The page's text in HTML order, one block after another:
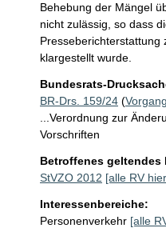
Behebung der Mängel
nicht zulässig, so dass
Presseberichterstattung
klargestellt wurde.
Bundesrats-
BR-Drs. 159/24 (Vorgang
...Verordnung zur
Vorschriften
Betroffenes geltendes
StVZO 2012 [alle RV
Interessenbereiche:
Personenverkehr [alle